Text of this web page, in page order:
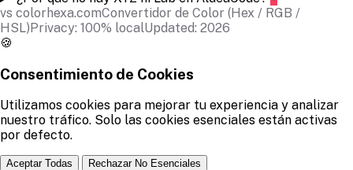
vs colorhexa.comConvertidor de Color (Hex / RGB /
HSL) Privacy: 100% localUpdated: 2026
🍪
Consentimiento de Cookies
Utilizamos cookies para mejorar tu experiencia y analizar
nuestro tráfico. Solo las cookies esenciales están activas
por defecto.
Aceptar Todas
Rechazar No Esenciales